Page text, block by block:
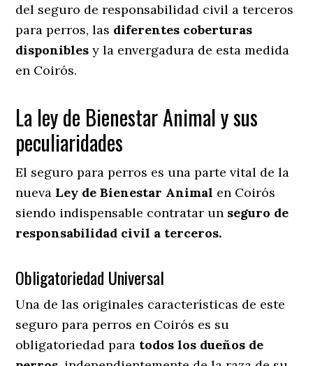
del seguro de responsabilidad civil a terceros
para perros, las diferentes coberturas
disponibles y la envergadura de esta medida
en Coirós.
La ley de Bienestar Animal y sus
peculiaridades
El seguro para perros es una parte vital de la
nueva Ley de Bienestar Animal en Coirós
siendo indispensable contratar un seguro de
responsabilidad civil a terceros.
Obligatoriedad Universal
Una de las originales características de este
seguro para perros en Coirós es su
obligatoriedad para todos los dueños de